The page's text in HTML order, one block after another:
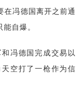
在冯德国离开之前通
自爆。
冯德国完成交易以
空打了一枪作为信